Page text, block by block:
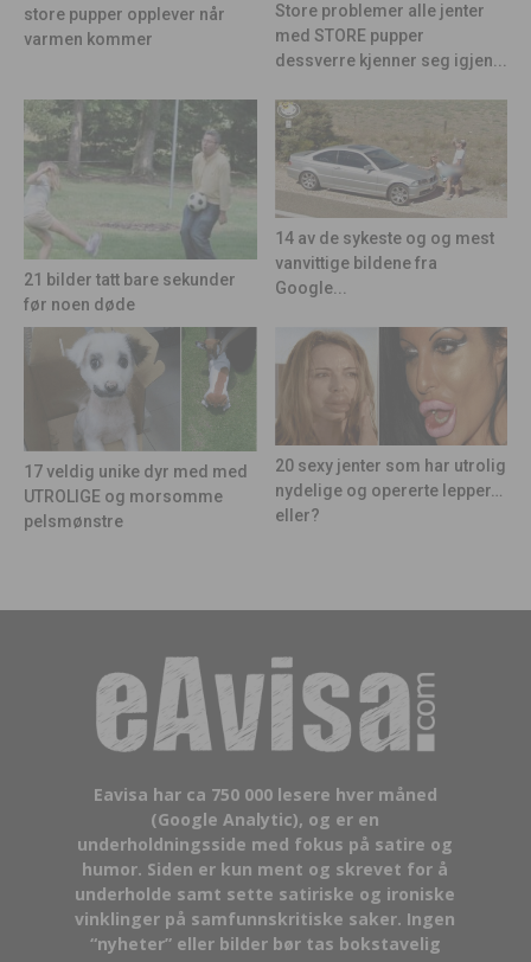
store pupper opplever når
varmen kommer
Store problemer alle jenter
med STORE pupper
dessverre kjenner seg igjen...
21 bilder tatt bare sekunder
før noen døde
14 av de sykeste og og mest
vanvittige bildene fra
Google...
17 veldig unike dyr med med
UTROLIGE og morsomme
pelsmønstre
20 sexy jenter som har utrolig
nydelige og opererte lepper…
eller?
Eavisa har ca 750 000 lesere hver måned
(Google Analytic), og er en
underholdningsside med fokus på satire og
humor. Siden er kun ment og skrevet for å
underholde samt sette satiriske og ironiske
vinklinger på samfunnskritiske saker. Ingen
“nyheter” eller bilder bør tas bokstavelig